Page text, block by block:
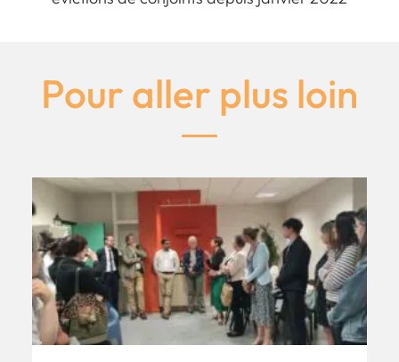
Pour aller plus loin